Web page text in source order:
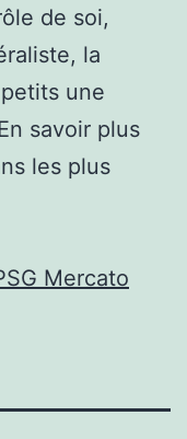
de soi,
la
une
savoir plus
les plus
Mercato